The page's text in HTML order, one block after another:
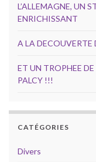
L’ALLEMAGNE, UN
ENRICHISSANT
A LA DECOUVERTE
ET UN TROPHEE
PALCY !!!
CATÉGORIES
Divers